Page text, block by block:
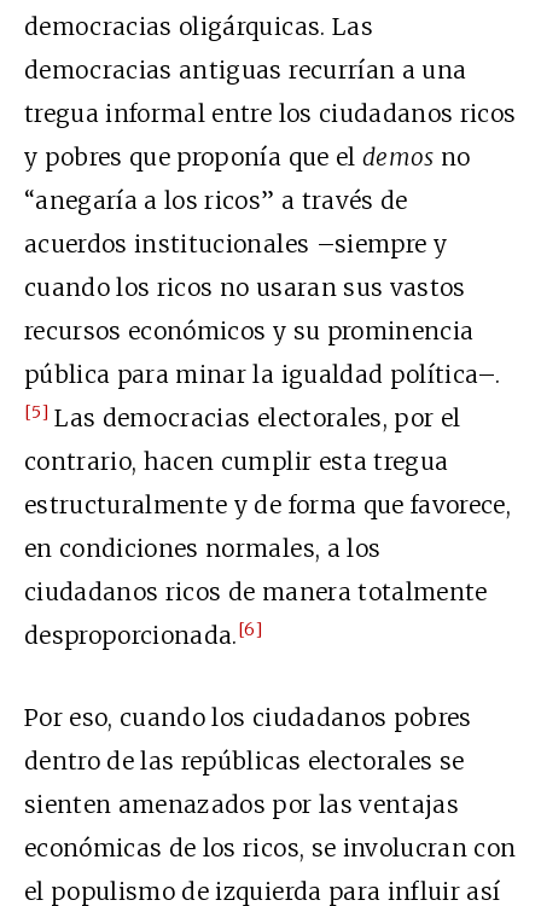
democracias oligárquicas. Las
democracias antiguas recurrían a una
tregua informal entre los ciudadanos ricos
y pobres que proponía que el demos no
“anegaría a los ricos” a través de
acuerdos institucionales –siempre y
cuando los ricos no usaran sus vastos
recursos económicos y su prominencia
pública para minar la igualdad política–.
[5] Las democracias electorales, por el
contrario, hacen cumplir esta tregua
estructuralmente y de forma que favorece,
en condiciones normales, a los
ciudadanos ricos de manera totalmente
desproporcionada.[6]
Por eso, cuando los ciudadanos pobres
dentro de las repúblicas electorales se
sienten amenazados por las ventajas
económicas de los ricos, se involucran con
el populismo de izquierda para influir así